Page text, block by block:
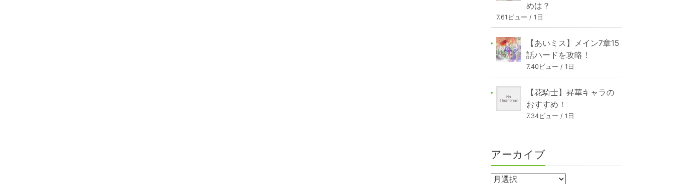
めは？
7.61ビュー / 1日
【あいミス】メイン7章15
話ハードを攻略！
7.40ビュー / 1日
【花騎士】昇華キャラの
おすすめ！
7.34ビュー / 1日
アーカイブ